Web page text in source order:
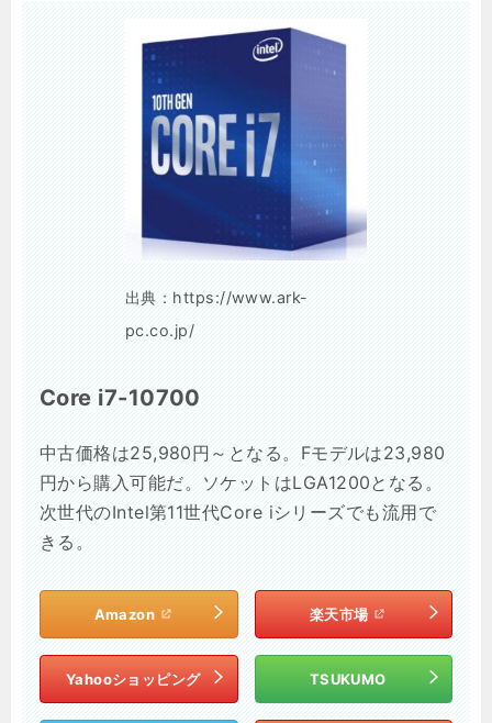
出典：https://www.ark-
pc.co.jp/
Core i7-10700
中古価格は25,980円～となる。Fモデルは23,980
円から購入可能だ。ソケットはLGA1200となる。
次世代のIntel第11世代Core iシリーズでも流用で
きる。
Amazon 楽天市場
Yahooショッピング TSUKUMO